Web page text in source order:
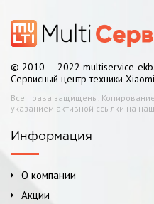
© 2010 — 2022 multiservice-
Сервисный центр техники Xiaomi
Все права защищены.
указанием активной ссылки на
Информация
О компании
Акции